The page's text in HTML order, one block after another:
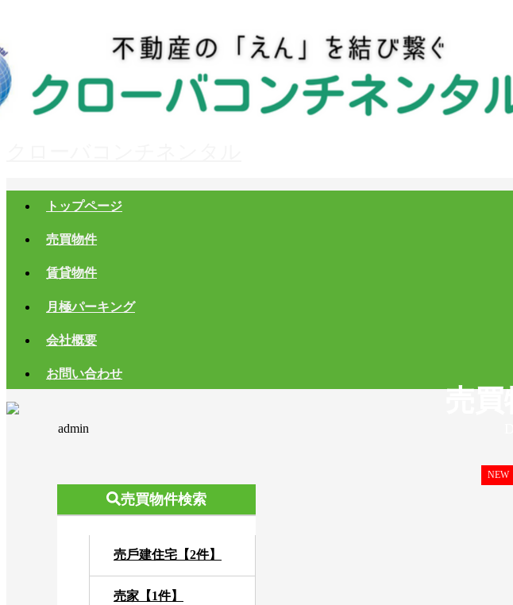
トップページ
売買物件
賃貸物件
月極パーキング
会社概要
お問い合わせ
admin
売買物件検索
売⼾建住宅【2件】
売家【1件】
NEW